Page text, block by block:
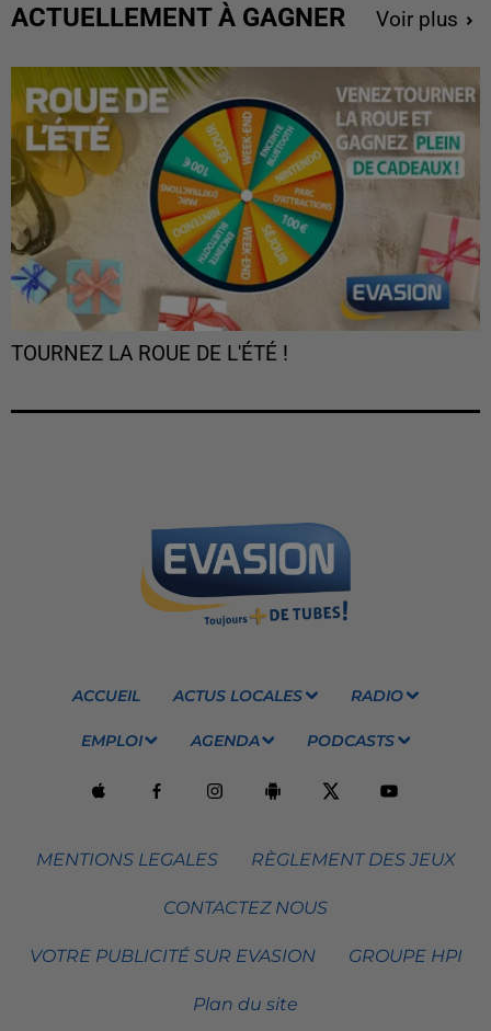
ACTUELLEMENT À GAGNER Voir plus
TOURNEZ LA ROUE DE L'ÉTÉ !
ACCUEIL ACTUS LOCALES RADIO
EMPLOI AGENDA PODCASTS
MENTIONS LEGALES RÈGLEMENT DES JEUX
CONTACTEZ NOUS
VOTRE PUBLICITÉ SUR EVASION GROUPE HPI
Plan du site